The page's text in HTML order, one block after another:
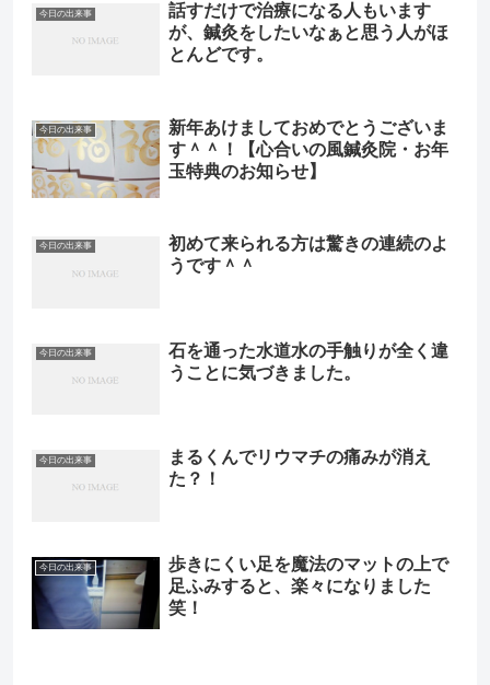
今日の出来事
話すだけで治療になる人もいます
が、鍼灸をしたいなぁと思う人がほ
とんどです。
今日の出来事
新年あけましておめでとうございま
す＾＾！【心合いの風鍼灸院・お年
玉特典のお知らせ】
今日の出来事
初めて来られる方は驚きの連続のよ
うです＾＾
今日の出来事
石を通った水道水の手触りが全く違
うことに気づきました。
今日の出来事
まるくんでリウマチの痛みが消え
た？！
今日の出来事
歩きにくい足を魔法のマットの上で
足ふみすると、楽々になりました
笑！